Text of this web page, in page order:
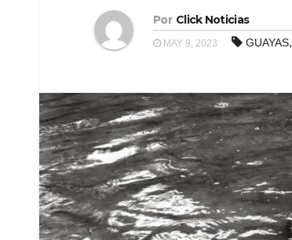
Por Click Noticias
MAY 9, 2023 GUAYAS,